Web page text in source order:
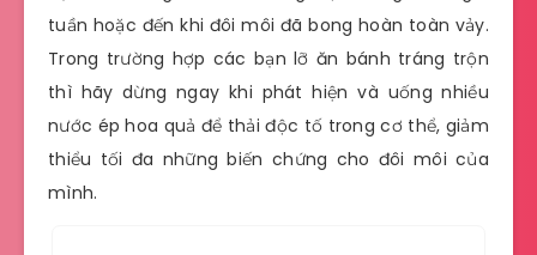
tuần hoặc đến khi đôi môi đã bong hoàn toàn vảy.
Trong trường hợp các bạn lỡ ăn bánh tráng trộn
thì hãy dừng ngay khi phát hiện và uống nhiều
nước ép hoa quả để thải độc tố trong cơ thể, giảm
thiểu tối đa những biến chứng cho đôi môi của
mình.